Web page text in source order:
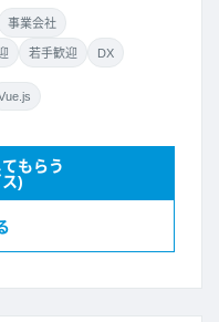
事業会社
若手歓迎 DX
もらう
)